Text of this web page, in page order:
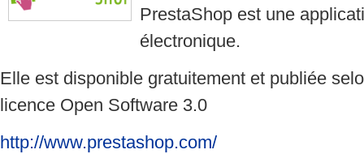
PrestaShop est une
électronique.
Elle est disponible gratuitement et publiée
licence Open Software 3.0
http://www.prestashop.com/